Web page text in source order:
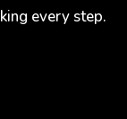
every step.